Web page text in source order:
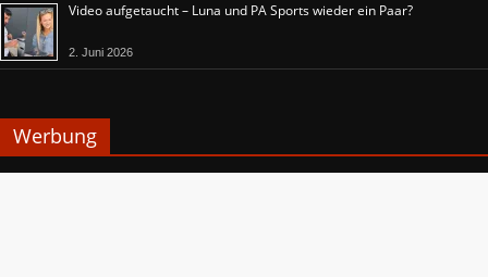
Video aufgetaucht – Luna und PA Sports wieder ein Paar?
2. Juni 2026
Werbung